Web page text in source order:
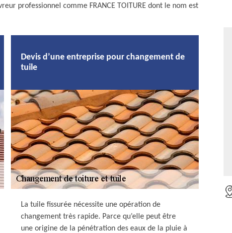
professionnel comme FRANCE TOITURE dont le nom est
Devis d’une entreprise pour changement de
tuile
La tuile fissurée nécessite une opération de
changement très rapide. Parce qu’elle peut être
une origine de la pénétration des eaux de la pluie à